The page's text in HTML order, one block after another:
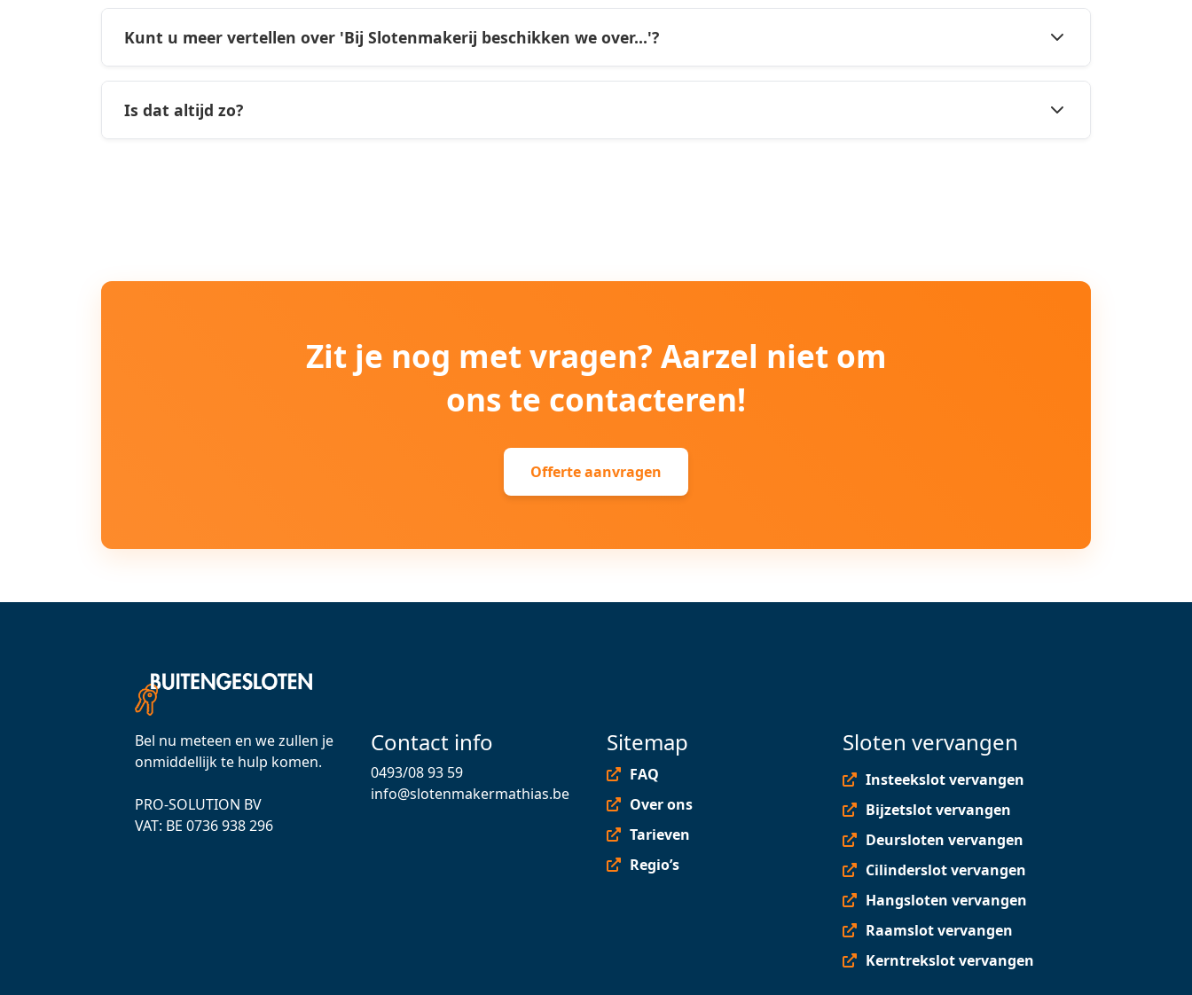
Kunt u meer vertellen over 'Bij Slotenmakerij beschikken we over...'?
Is dat altijd zo?
Zit je nog met vragen? Aarzel niet om
ons te contacteren!
Offerte aanvragen
Bel nu meteen en we zullen je
onmiddellijk te hulp komen.
PRO-SOLUTION BV
VAT: ВЕ 0736 938 296
Contact info
0493/08 93 59
info@slotenmakermathias.be
Sitemap
FAQ
Over ons
Tarieven
Regio’s
Sloten vervangen
Insteekslot vervangen
Bijzetslot vervangen
Deursloten vervangen
Cilinderslot vervangen
Hangsloten vervangen
Raamslot vervangen
Kerntrekslot vervangen